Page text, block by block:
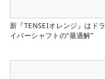
新『TENSEIオレンジ』はドラ
イバーシャフトの“最適解”